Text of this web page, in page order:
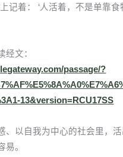
记着： ‘人活着，不是单靠食
经文：
passage/?
13&version=RCU17SS
、以自我为中心的社会里，
易。